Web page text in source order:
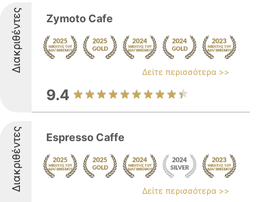
Διακριθέντες Zymoto Cafe
Δείτε περισσότερα >>
9.4
Διακριθέντες Espresso Caffe
Δείτε περισσότερα >>